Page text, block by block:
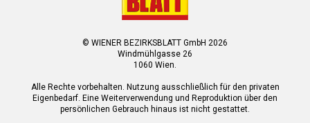
© WIENER BEZIRKSBLATT GmbH 2026
Windmühlgasse 26
1060 Wien.
Alle Rechte vorbehalten. Nutzung ausschließlich für den privaten
Eigenbedarf. Eine Weiterverwendung und Reproduktion über den
persönlichen Gebrauch hinaus ist nicht gestattet.